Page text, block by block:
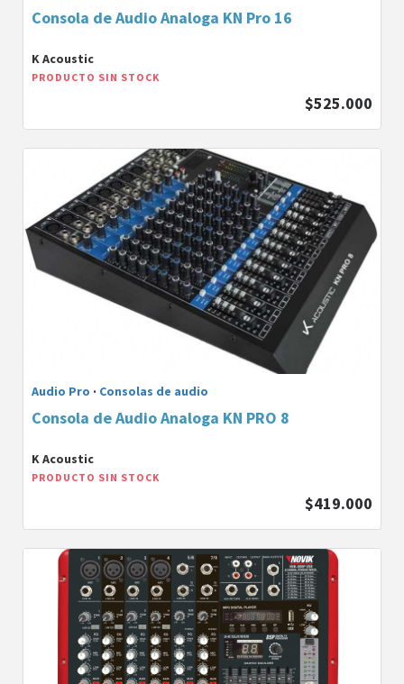
Consola de Audio Analoga KN Pro 16
K Acoustic
PRODUCTO SIN STOCK
$525.000
Audio Pro · Consolas de audio
Consola de Audio Analoga KN PRO 8
K Acoustic
PRODUCTO SIN STOCK
$419.000